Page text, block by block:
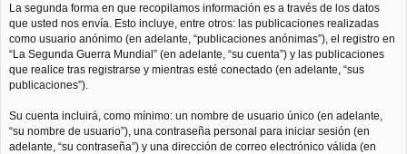
La segunda forma en que recopilamos información es a través de los datos
que usted nos envía. Esto incluye, entre otros: las publicaciones realizadas
como usuario anónimo (en adelante, “publicaciones anónimas”), el registro en
“La Segunda Guerra Mundial” (en adelante, “su cuenta”) y las publicaciones
que realice tras registrarse y mientras esté conectado (en adelante, “sus
publicaciones”).
Su cuenta incluirá, como mínimo: un nombre de usuario único (en adelante,
“su nombre de usuario”), una contraseña personal para iniciar sesión (en
adelante, “su contraseña”) y una dirección de correo electrónico válida (en